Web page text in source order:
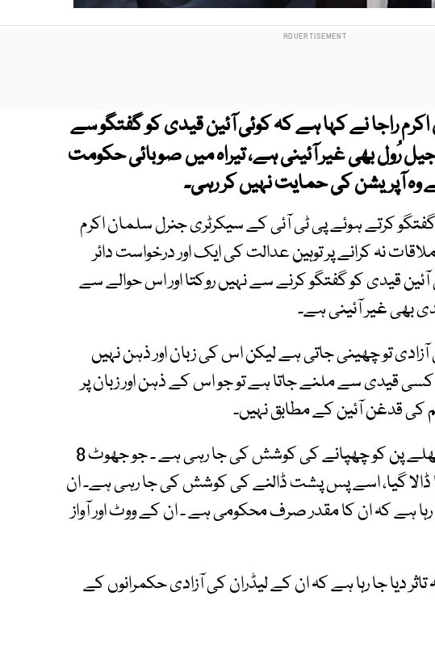
اکرم راجا نے کہا ہے کہ کوئی آئین قیدی کو گفتگو سے
رُول بھی غیر آئینی ہے، تیراہ میں صوبائی حکومت
وہ آپریشن کی حمایت نہیں کر رہی۔
کرتے ہوئے پی ٹی آئی کے سیکرٹری جنرل سلمان اکرم
نہ کرانے پر توہین عدالت کی ایک اور درخواست دائر
آئین قیدی کو گفتگو کرنے سے نہیں روکتا اور اس حوالے سے
بھی غیر آئینی ہے۔
تو چھینی جاتی ہے لیکن اس کی زبان اور ذہن نہیں
سے ملنے جاتا ہے تو جو اس کے ذہن اور زبان پر
کی قدغن آئین کے مطابق نہیں۔
انہوں نے مزید کہا کہ نظام کے کھوکھلے پن کو چھپانے کی کوشش کی جا رہی ہے ۔ جو جھوٹ 8
ڈالا گیا، اسے پس پشت ڈالنے کی کوشش کی جا رہی ہے۔ ان
رہا ہے کہ ان کا مقدر صرف محکومی ہے ۔ ان کے ووٹ اور آواز
دیا جا رہا ہے کہ ان کے لیڈران کی آزادی حکمرانوں کے